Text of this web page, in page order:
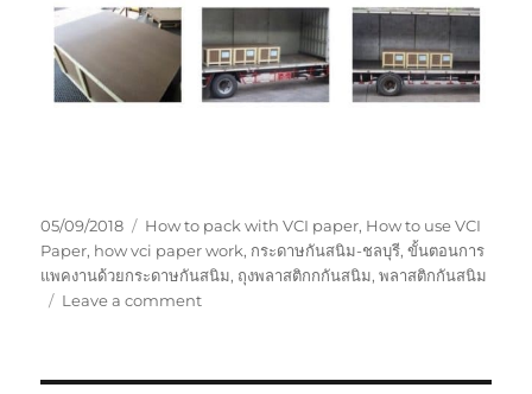
Posted
on
05/09/2018 Tags
How to pack with VCI paper, How to use VCI
Paper, how vci paper work, กระดาษกันสนิม-ชลบุรี,ขั้นตอนการ
แพคงานด้วยกระดาษกันสนิม, ถุงพลาสติกกกันสนิม,พลาสติกกันสนิม
Leave a commenton